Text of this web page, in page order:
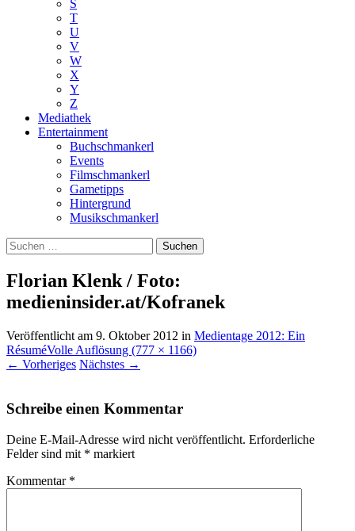
S
T
U
V
W
X
Y
Z
Mediathek
Entertainment
Buchschmankerl
Events
Filmschmankerl
Gametipps
Hintergrund
Musikschmankerl
Suchen
nach:
Florian Klenk / Foto:
medieninsider.at/Kofranek
Veröffentlicht am 9. Oktober 2012 in Medientage 2012: Ein
RésuméVolle Auflösung (777 × 1166)
← Vorheriges Nächstes →
Schreibe einen Kommentar
Deine E-Mail-Adresse wird nicht veröffentlicht. Erforderliche
Felder sind mit * markiert
Kommentar *